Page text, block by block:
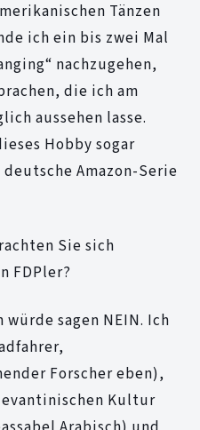
Tänzen
ich ein bis zwei Mal
nachzugehen,
die ich am
aussehen lasse.
Hobby sogar
Amazon-Serie
Sie sich
FDPler?
würde sagen NEIN. Ich
Forscher eben),
Kultur